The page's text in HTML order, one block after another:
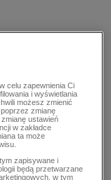
celu zapewnienia Ci
i wyświetlania
możesz zmienić
zmianę
ustawień
w zakładce
ta może
zapisywane i
będą przetwarzane
w tym